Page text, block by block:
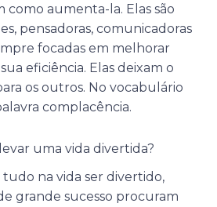
aumenta-la. Elas são
pensadoras, comunicadoras
focadas em melhorar
eficiência. Elas deixam o
os outros. No vocabulário
complacência.
uma vida divertida?
tudo na vida ser divertido,
grande sucesso procuram